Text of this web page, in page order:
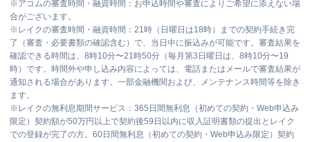
※アコムの審査時間・融資時間：お申込時間や審査によりご希望に添えない場
合がございます。
※ レイクの審査時間・融資時間：21時（日曜日は18時）までの契約手続き完
了（審査・必要書類の確認含む）で、当日中に振込みが可能です。審査結果を
確認できる時間は、8時10分〜21時50分（毎月第3日曜日は、8時10分〜19
時）です。時間外や申し込み内容によっては、電話またはメールで審査結果が
通知される場合があります。一部金融機関および、メンテナンス時間等を除き
ます。
※ レイクの無利息期間サービス：365日間無利息（初めての契約・Web申込み
限定）契約額が50万円以上で契約後59日以内に収入証明書類の提出とレイク
での登録が完了の方。60日間無利息（初めての契約・Web申込み限定）契約